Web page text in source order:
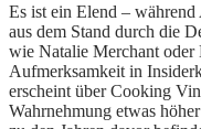
Es ist ein Elend –
aus dem Stand durch die
wie Natalie Merchant
Aufmerksamkeit in
erscheint über Cooking
Wahrnehmung etwas